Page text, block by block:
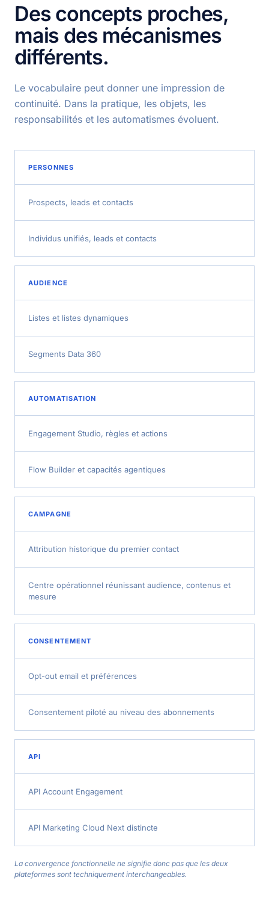
Des concepts proches,
mais des mécanismes
différents.
Le vocabulaire peut donner une impression de
continuité. Dans la pratique, les objets, les
responsabilités et les automatismes évoluent.
PERSONNES
Prospects, leads et contacts
Individus unifiés, leads et contacts
AUDIENCE
Listes et listes dynamiques
Segments Data 360
AUTOMATISATION
Engagement Studio, règles et actions
Flow Builder et capacités agentiques
CAMPAGNE
Attribution historique du premier contact
Centre opérationnel réunissant audience, contenus et
mesure
CONSENTEMENT
Opt-out email et préférences
Consentement piloté au niveau des abonnements
API
API Account Engagement
API Marketing Cloud Next distincte
La convergence fonctionnelle ne signifie donc pas que les deux
plateformes sont techniquement interchangeables.